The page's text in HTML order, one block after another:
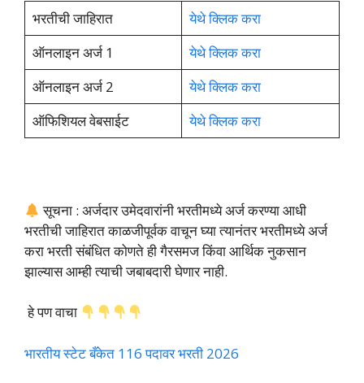
भरतीची जाहिरात
येथे क्लिक करा
ऑनलाइन अर्ज 1
येथे क्लिक करा
ऑनलाइन अर्ज 2
येथे क्लिक करा
ऑफिशियल वेबसाईट
येथे क्लिक करा
सूचना : अर्जदार उमेदवारांनी भरतीमध्ये अर्ज करण्या आधी
भरतीची जाहिरात काळजीपूर्वक वाचून घ्या त्यानंतर भरतीमध्ये अर्ज
करा भरती संबंधित कोणते ही गैरसमज किंवा आर्थिक नुकसान
झाल्यास आम्ही त्याची जबाबदारी घेणार नाही.
हे पण वाचा
भारतीय स्टेट बँकेत 116 पदावर भरती 2026